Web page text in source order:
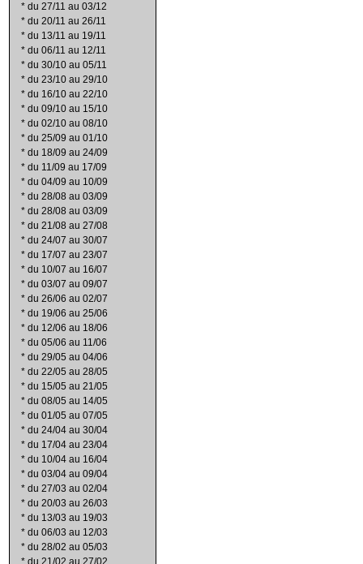
* du 27/11 au 03/12
* du 20/11 au 26/11
* du 13/11 au 19/11
* du 06/11 au 12/11
* du 30/10 au 05/11
* du 23/10 au 29/10
* du 16/10 au 22/10
* du 09/10 au 15/10
* du 02/10 au 08/10
* du 25/09 au 01/10
* du 18/09 au 24/09
* du 11/09 au 17/09
* du 04/09 au 10/09
* du 28/08 au 03/09
* du 28/08 au 03/09
* du 21/08 au 27/08
* du 24/07 au 30/07
* du 17/07 au 23/07
* du 10/07 au 16/07
* du 03/07 au 09/07
* du 26/06 au 02/07
* du 19/06 au 25/06
* du 12/06 au 18/06
* du 05/06 au 11/06
* du 29/05 au 04/06
* du 22/05 au 28/05
* du 15/05 au 21/05
* du 08/05 au 14/05
* du 01/05 au 07/05
* du 24/04 au 30/04
* du 17/04 au 23/04
* du 10/04 au 16/04
* du 03/04 au 09/04
* du 27/03 au 02/04
* du 20/03 au 26/03
* du 13/03 au 19/03
* du 06/03 au 12/03
* du 28/02 au 05/03
* du 21/02 au 27/02